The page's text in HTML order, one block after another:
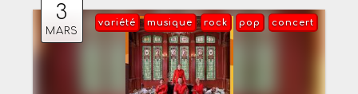
3
MARS
concert
pop
rock
musique
variété